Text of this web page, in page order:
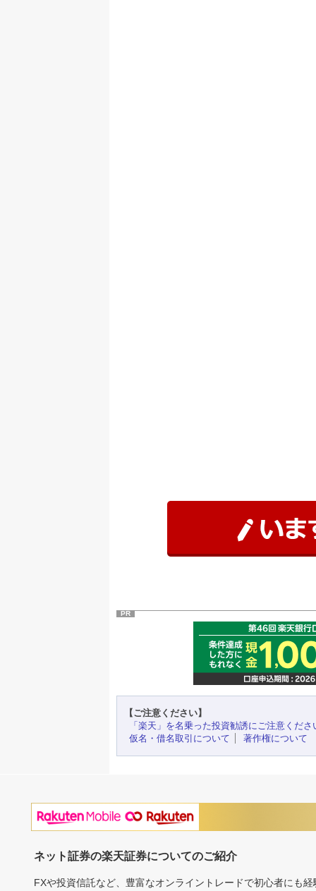
PR
【ご注意ください】
「楽天」を名乗った投資勧誘にご注意くださ
仮名・借名取引について
著作権について
ネット証券の楽天証券についてのご紹介
FXや投資信託など、豊富なオンライントレードで初心者にも